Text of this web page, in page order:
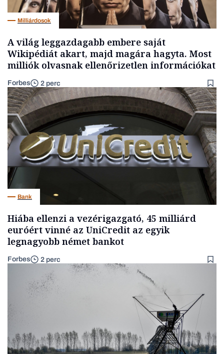
Milliárdosok
A világ leggazdagabb embere saját
Wikipédiát akart, majd magára hagyta. Most
milliók olvasnak ellenőrizetlen információkat
Forbes 2 perc
Bank
Hiába ellenzi a vezérigazgató, 45 milliárd
euróért vinné az UniCredit az egyik
legnagyobb német bankot
Forbes 2 perc